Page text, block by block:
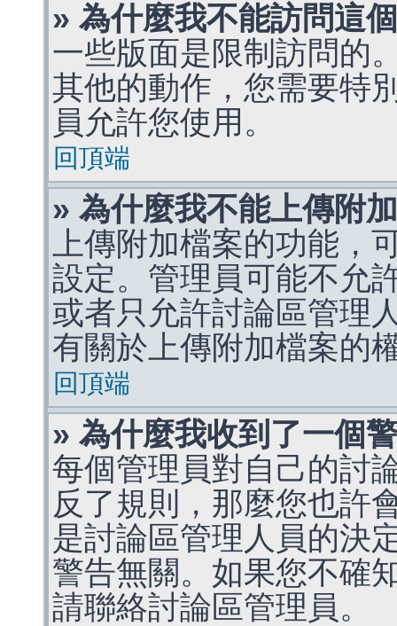
» 為什麼我不能訪問這
一些版面是限制訪問的
其他的動作，您需要特
員允許您使用。
回頂端
» 為什麼我不能上傳附
上傳附加檔案的功能，
設定。管理員可能不允
或者只允許討論區管理
有關於上傳附加檔案的
回頂端
» 為什麼我收到了一個
每個管理員對自己的討
反了規則，那麼您也許
是討論區管理人員的決
警告無關。如果您不確
請聯絡討論區管理員。